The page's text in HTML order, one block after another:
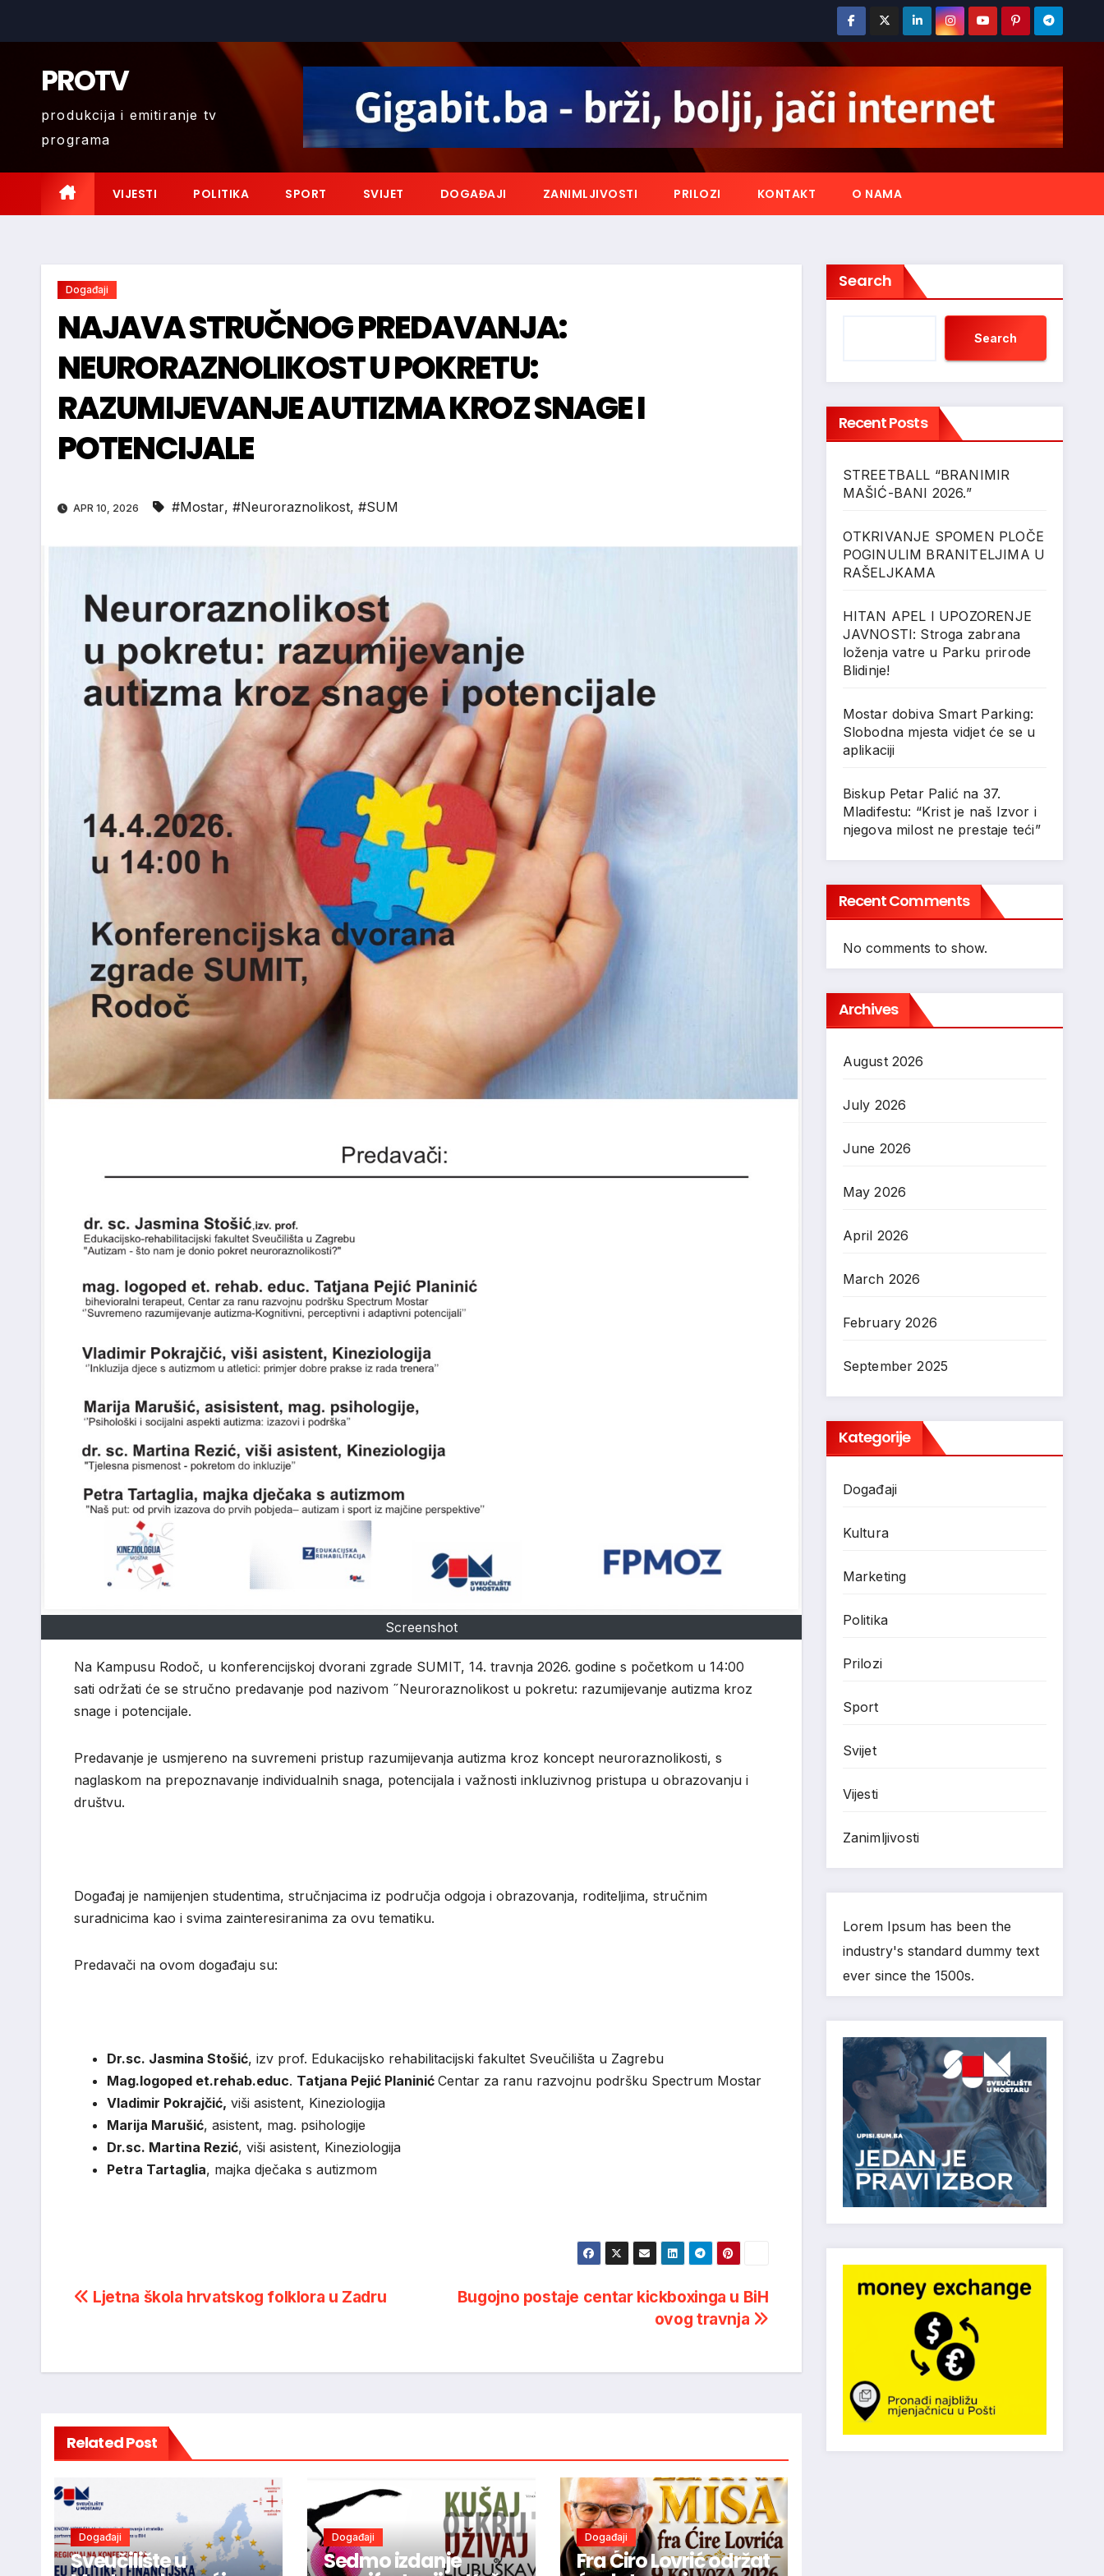
PROTV
produkcija i emitiranje tv
programa
VIJESTI POLITIKA SPORT SVIJET DOGAĐAJI ZANIMLJIVOSTI PRILOZI KONTAKT O NAMA
Događaji
NAJAVA STRUČNOG PREDAVANJA:
NEURORAZNOLIKOST U POKRETU:
RAZUMIJEVANJE AUTIZMA KROZ SNAGE I
POTENCIJALE
APR 10, 2026 #Mostar, #Neuroraznolikost, #SUM
Screenshot
Na Kampusu Rodoč, u konferencijskoj dvorani zgrade SUMIT, 14. travnja 2026. godine s početkom u 14:00
sati održati će se stručno predavanje pod nazivom ˝Neuroraznolikost u pokretu: razumijevanje autizma kroz
snage i potencijale.
Predavanje je usmjereno na suvremeni pristup razumijevanja autizma kroz koncept neuroraznolikosti, s
naglaskom na prepoznavanje individualnih snaga, potencijala i važnosti inkluzivnog pristupa u obrazovanju i
društvu.
Događaj je namijenjen studentima, stručnjacima iz područja odgoja i obrazovanja, roditeljima, stručnim
suradnicima kao i svima zainteresiranima za ovu tematiku.
Predavači na ovom događaju su:
Dr.sc. Jasmina Stošić, izv prof. Edukacijsko rehabilitacijski fakultet Sveučilišta u Zagrebu
Mag.logoped et.rehab.educ. Tatjana Pejić Planinić Centar za ranu razvojnu podršku Spectrum Mostar
Vladimir Pokrajčić, viši asistent, Kineziologija
Marija Marušić, asistent, mag. psihologije
Dr.sc. Martina Rezić, viši asistent, Kineziologija
Petra Tartaglia, majka dječaka s autizmom
Post
Bugojno postaje centar kickboxinga u BiH
ovog travnja
Ljetna škola hrvatskog folklora u Zadru
Related Post
Događaji
Sveučilište u
Događaji
Sedmo izdanje
Događaji
Fra Ćiro Lovrić održat
Search
Search
Recent Posts
STREETBALL “BRANIMIR
MAŠIĆ-BANI 2026.”
OTKRIVANJE SPOMEN PLOČE
POGINULIM BRANITELJIMA U
RAŠELJKAMA
HITAN APEL I UPOZORENJE
JAVNOSTI: Stroga zabrana
loženja vatre u Parku prirode
Blidinje!
Mostar dobiva Smart Parking:
Slobodna mjesta vidjet će se u
aplikaciji
Biskup Petar Palić na 37.
Mladifestu: “Krist je naš Izvor i
njegova milost ne prestaje teći”
Recent Comments
No comments to show.
Archives
August 2026
July 2026
June 2026
May 2026
April 2026
March 2026
February 2026
September 2025
Kategorije
Događaji
Kultura
Marketing
Politika
Prilozi
Sport
Svijet
Vijesti
Zanimljivosti
Lorem Ipsum has been the
industry's standard dummy text
ever since the 1500s.